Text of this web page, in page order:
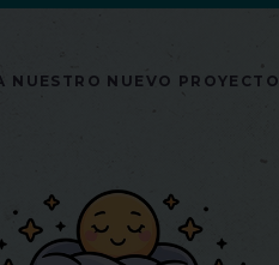
NUESTRO NUEVO PROYECTO